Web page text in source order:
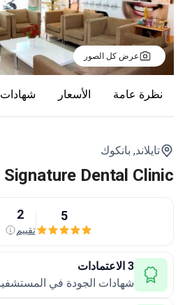
عرض كل الصور
نظرة عامة الأسعار شهادات
تايلاند, بانكوك
Signature Dental Clinic
5
2
تقييم
3 الاعتمادات
شهادات الجودة في